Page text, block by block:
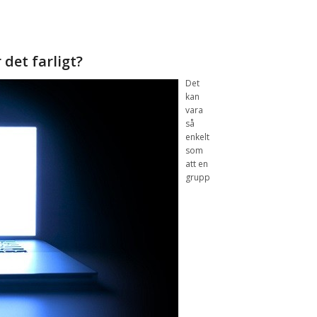
det farligt?
Det
kan
vara
så
enkelt
som
att en
grupp